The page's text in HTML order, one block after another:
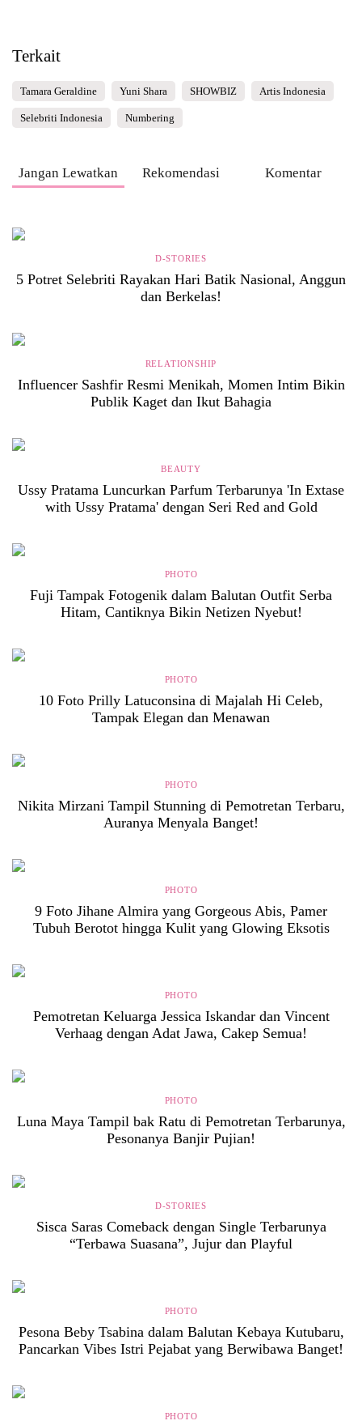
Terkait
Tamara Geraldine Yuni Shara SHOWBIZ Artis Indonesia
Selebriti Indonesia Numbering
Jangan Lewatkan Rekomendasi Komentar
D-STORIES
5 Potret Selebriti Rayakan Hari Batik Nasional, Anggun
dan Berkelas!
RELATIONSHIP
Influencer Sashfir Resmi Menikah, Momen Intim Bikin
Publik Kaget dan Ikut Bahagia
BEAUTY
Ussy Pratama Luncurkan Parfum Terbarunya 'In Extase
with Ussy Pratama' dengan Seri Red and Gold
PHOTO
Fuji Tampak Fotogenik dalam Balutan Outfit Serba
Hitam, Cantiknya Bikin Netizen Nyebut!
PHOTO
10 Foto Prilly Latuconsina di Majalah Hi Celeb,
Tampak Elegan dan Menawan
PHOTO
Nikita Mirzani Tampil Stunning di Pemotretan Terbaru,
Auranya Menyala Banget!
PHOTO
9 Foto Jihane Almira yang Gorgeous Abis, Pamer
Tubuh Berotot hingga Kulit yang Glowing Eksotis
PHOTO
Pemotretan Keluarga Jessica Iskandar dan Vincent
Verhaag dengan Adat Jawa, Cakep Semua!
PHOTO
Luna Maya Tampil bak Ratu di Pemotretan Terbarunya,
Pesonanya Banjir Pujian!
D-STORIES
Sisca Saras Comeback dengan Single Terbarunya
“Terbawa Suasana”, Jujur dan Playful
PHOTO
Pesona Beby Tsabina dalam Balutan Kebaya Kutubaru,
Pancarkan Vibes Istri Pejabat yang Berwibawa Banget!
PHOTO